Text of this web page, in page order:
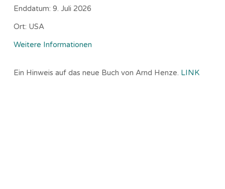
Enddatum: 9. Juli 2026
Ort: USA
Weitere Informationen
Ein Hinweis auf das neue Buch von Arnd Henze. LINK